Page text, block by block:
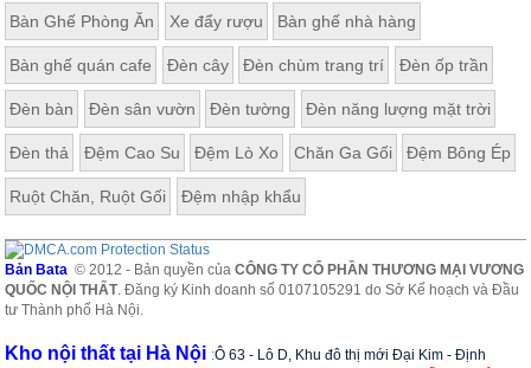
Bàn Ghế Phòng Ăn Xe đẩy rượu Bàn ghế nhà hàng
Bàn ghế quán cafe Đèn cây Đèn chùm trang trí Đèn ốp trần
Đèn bàn Đèn sân vườn Đèn tường Đèn năng lượng mặt trời
Đèn thả Đệm Cao Su Đệm Lò Xo Chăn Ga Gối Đệm Bông Ép
Ruột Chăn, Ruột Gối Đệm nhập khẩu
Bản Bata © 2012 - Bản quyền củaCÔNG TY CỔ PHẦN THƯƠNG MẠI VƯƠNG
QUỐC NỘI THẤT. Đăng ký Kinh doanh số 0107105291 do Sở Kế hoạch và Đầu
tư Thành phố Hà Nội.
Kho nội thất tại Hà Nội :Ô 63 - Lô D, Khu đô thị mới Đại Kim - Định